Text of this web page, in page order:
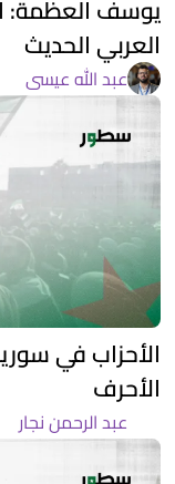
يوسف العظمة:
العربي الحديث
عبد الله عيسى
الأحزاب في
الأحرف
عبد الرحمن نجار